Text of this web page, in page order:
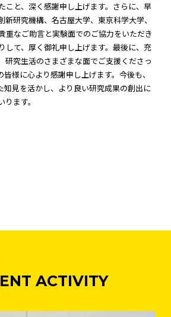
こと、深く感謝申し上げます。さらに、早
新研究機構、名古屋大学、東京科学大学、
重なご助言と実験面でのご協力をいただき
して、厚く御礼申し上げます。最後に、充
研究生活のさまざまな面でご支援くださっ
様に心より感謝申し上げます。今後も、
知見を活かし、より良い研究成果の創出に
ます。
ACTIVITY